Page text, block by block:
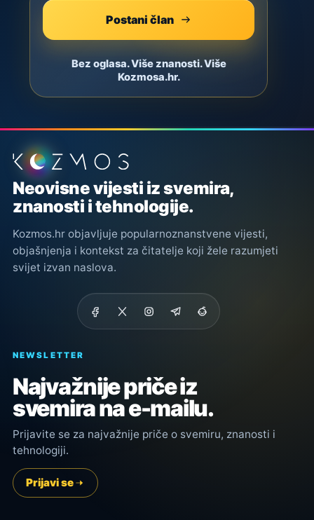
Postani član
Bez oglasa. Više znanosti. Više
Kozmosa.hr.
Podnožje stranice
Neovisne vijesti iz svemira,
znanosti i tehnologije.
Kozmos.hr objavljuje popularnoznanstvene vijesti,
objašnjenja i kontekst za čitatelje koji žele razumjeti
svijet izvan naslova.
NEWSLETTER
Najvažnije priče iz
svemira na e-mailu.
Prijavite se za najvažnije priče o svemiru, znanosti i
tehnologiji.
Prijavi se